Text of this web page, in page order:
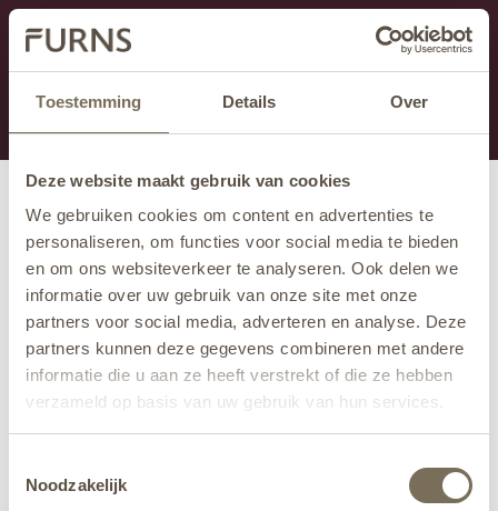
Toestemming Details Over
Deze website maakt gebruik van cookies
We gebruiken cookies om content en advertenties te
personaliseren, om functies voor social media te bieden
en om ons websiteverkeer te analyseren. Ook delen we
informatie over uw gebruik van onze site met onze
partners voor social media, adverteren en analyse. Deze
partners kunnen deze gegevens combineren met andere
informatie die u aan ze heeft verstrekt of die ze hebben
verzameld op basis van uw gebruik van hun services.
jehier.
Noodzakelijk
Dieser Abschnitt wird derzeit gewartet.
Wenn Sie Informationen vermissen, können Sie uns
unter +31 413 395 294 anrufen oder uns unter